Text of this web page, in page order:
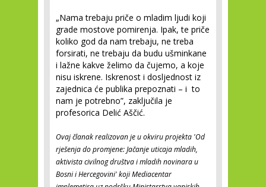
„Nama trebaju priče o mladim ljudi koji
grade mostove pomirenja. Ipak, te priče
koliko god da nam trebaju, ne treba
forsirati, ne trebaju da budu ušminkane
i lažne kakve želimo da čujemo, a koje
nisu iskrene. Iskrenost i dosljednost iz
zajednica će publika prepoznati – i to
nam je potrebno”, zaključila je
profesorica Delić Aščić.
Ovaj članak realizovan je u okviru projekta 'Od
rješenja do promjene: Jačanje uticaja mladih,
aktivista civilnog društva i mladih novinara u
Bosni i Hercegovini' koji Mediacentar